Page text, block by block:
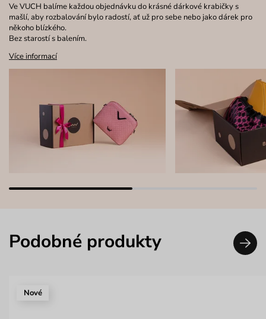
Ve VUCH balíme každou objednávku do krásné dárkové krabičky s
mašlí, aby rozbalování bylo radostí, ať už pro sebe nebo jako dárek pro
někoho blízkého.
Bez starostí s balením.
Více informací
Podobné produkty
Nové